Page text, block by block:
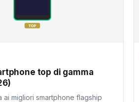
top di gamma
ai migliori smartphone flagship